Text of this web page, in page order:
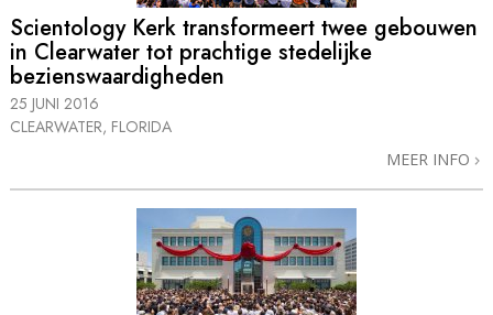
Scientology Kerk transformeert twee gebouwen
in Clearwater tot prachtige stedelijke
bezienswaardigheden
25 JUNI 2016
CLEARWATER, FLORIDA
MEER INFO